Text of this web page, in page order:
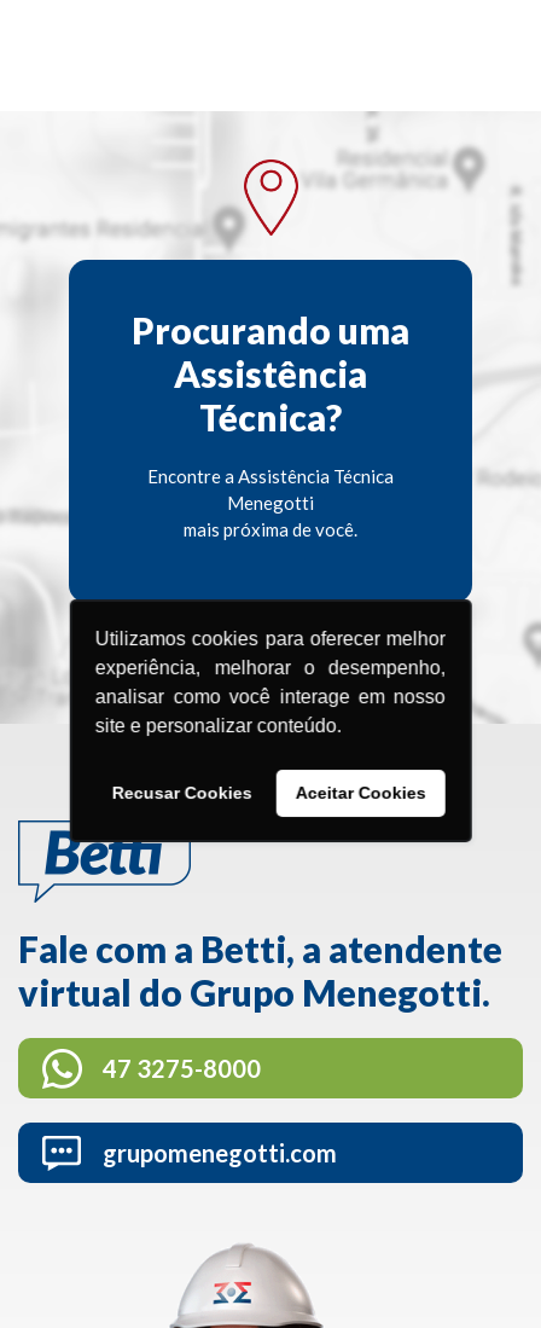
Utilizamos cookies para oferecer melhor
experiência, melhorar o desempenho,
analisar como você interage em nosso
site e personalizar conteúdo.
Recusar Cookies Aceitar Cookies
Procurando uma
Assistência
Técnica?
Encontre a Assistência Técnica
Menegotti
mais próxima de você.
BRASIL
Fale com a Betti, a atendente
virtual do Grupo Menegotti.
47 3275-8000
grupomenegotti.com